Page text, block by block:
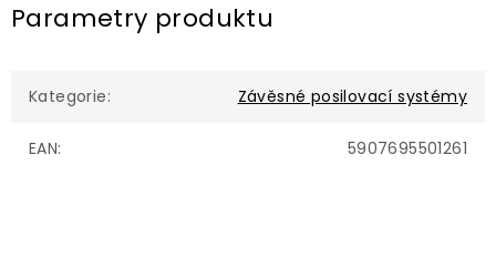
Parametry produktu
Kategorie: Závěsné posilovací systémy
EAN: 5907695501261